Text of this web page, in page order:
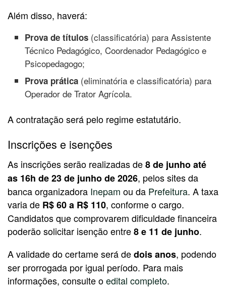
Além disso, haverá:
Prova de títulos (classificatória) para Assistente
Técnico Pedagógico, Coordenador Pedagógico e
Psicopedagogo;
Prova prática (eliminatória e classificatória) para
Operador de Trator Agrícola.
A contratação será pelo regime estatutário.
Inscrições e isenções
As inscrições serão realizadas de8 de junho até
as 16h de 23 de junho de 2026, pelos sites da
banca organizadora Inepam ou da Prefeitura. A taxa
varia de R$ 60 a R$ 110, conforme o cargo.
Candidatos que comprovarem dificuldade financeira
poderão solicitar isenção entre8 e 11 de junho.
A validade do certame será dedois anos, podendo
ser prorrogada por igual período. Para mais
informações, consulte oedital completo.